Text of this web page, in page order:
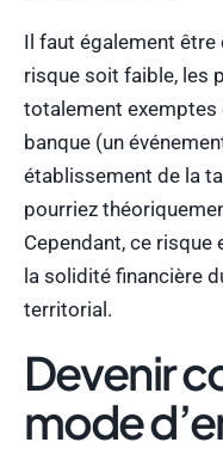
Il faut également être
risque soit faible, les
totalement exemptes
banque (un
établissement de la
pourriez
Cependant, ce
la solidité financière
territorial.
Devenir
mode